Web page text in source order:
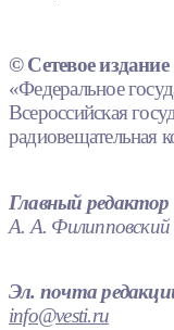
© Сетевое
«Федеральное
Всероссийская
радиовещательная
Главный редактор
А. А. Филипповский
Эл. почта
info@vesti.ru